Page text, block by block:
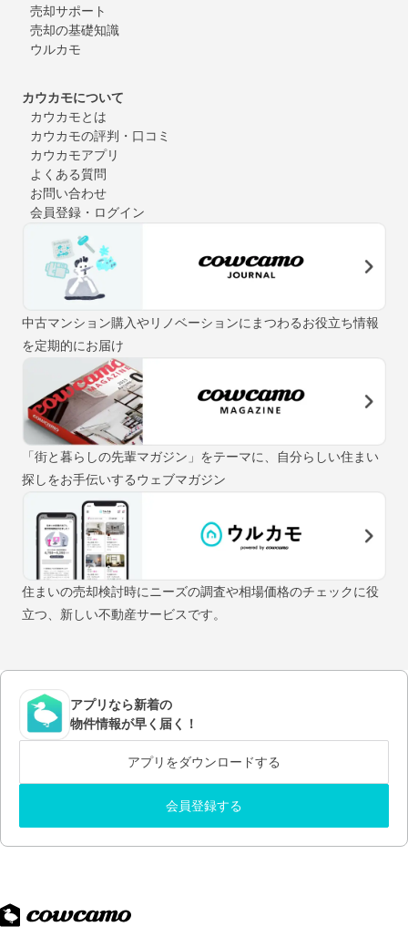
売却サポート
売却の基礎知識
ウルカモ
カウカモについて
カウカモとは
カウカモの評判・口コミ
カウカモアプリ
よくある質問
お問い合わせ
会員登録・ログイン
中古マンション購入やリノベーションにまつわるお役立ち情報
を定期的にお届け
「街と暮らしの先輩マガジン」をテーマに、自分らしい住まい
探しをお手伝いするウェブマガジン
住まいの売却検討時にニーズの調査や相場価格のチェックに役
立つ、新しい不動産サービスです。
アプリなら新着の
物件情報が早く届く！
アプリをダウンロードする
会員登録する